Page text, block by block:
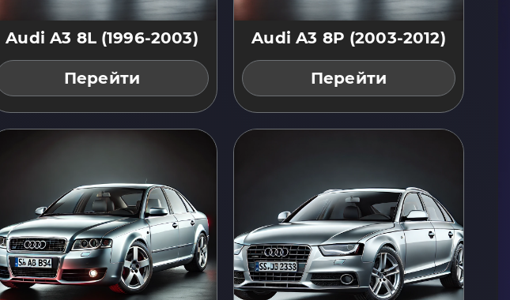
Audi A3 8L (1996-2003)
Перейти
Audi A3 8P (2003-2012)
Перейти